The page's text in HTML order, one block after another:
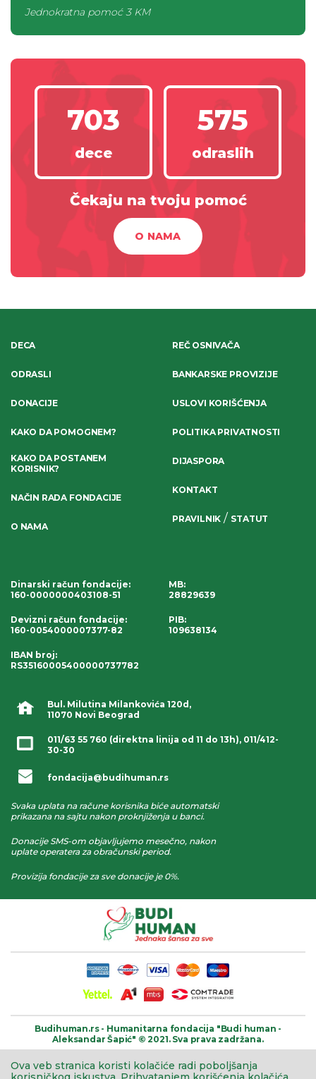
Jednokratna pomoć3 KM
703
dece
575
odraslih
Čekaju na tvoju pomoć
O NAMA
Bul. Milutina Milankovića 120d,
11070 Novi Beograd
011/63 55 760 (direktna linija od 11 do 13h), 011/412-
30-30
fondacija@budihuman.rs
Svaka uplata na račune korisnika biće automatski
prikazana na sajtu nakon proknjiženja u banci.
Donacije SMS-om objavljujemo mesečno, nakon
uplate operatera za obračunski period.
Provizija fondacije za sve donacije je 0%.
DECA
ODRASLI
DONACIJE
KAKO DA POMOGNEM?
KAKO DA POSTANEM
KORISNIK?
NAČIN RADA FONDACIJE
O NAMA
REČ OSNIVAČA
BANKARSKE PROVIZIJE
USLOVI KORIŠĆENJA
POLITIKA PRIVATNOSTI
DIJASPORA
KONTAKT
PRAVILNIK / STATUT
Dinarski račun fondacije:
160-0000000403108-51
Devizni račun fondacije:
160-0054000007377-82
IBAN broj:
RS35160005400000737782
MB:
28829639
PIB:
109638134
Budihuman.rs - Humanitarna fondacija "Budi human -
Aleksandar Šapić" © 2021. Sva prava zadržana.
Ova veb stranica koristi kolačiće radi poboljšanja